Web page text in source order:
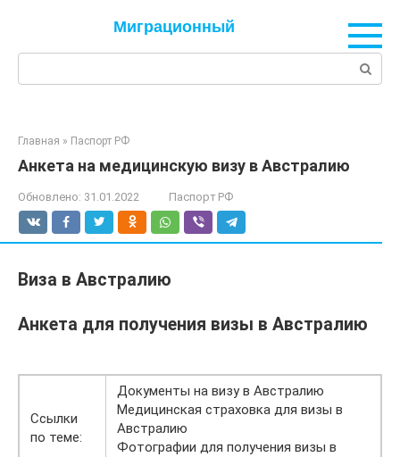
Миграционный
Главная » Паспорт РФ
Анкета на медицинскую визу в Австралию
Обновлено: 31.01.2022 Паспорт РФ
Виза в Австралию
Анкета для получения визы в Австралию
Ссылки
по теме:
Документы на визу в Австралию
Медицинская страховка для визы в
Австралию
Фотографии для получения визы в